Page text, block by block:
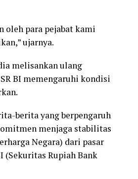
oleh para pejabat kami
ujarnya.
melisankan ulang
BI memengaruhi kondisi
berita yang berpengaruh
menjaga stabilitas
Negara) dari pasar
(Sekuritas Rupiah Bank